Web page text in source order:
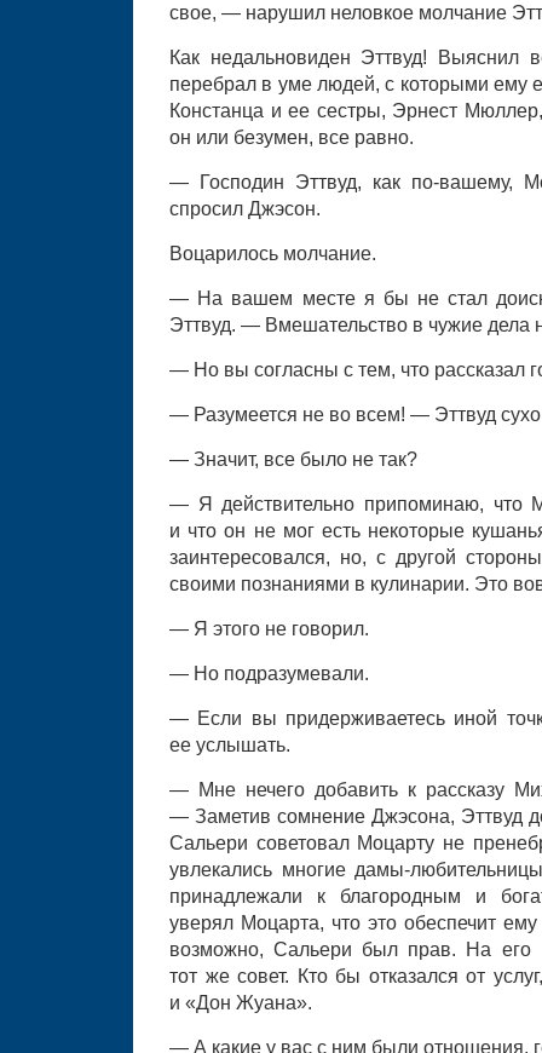
свое, — нарушил неловкое молчание
Как недальновиден Эттвуд! Выяснил
перебрал в уме людей, с которыми ему
Констанца и ее сестры, Эрнест
он или безумен, все равно.
— Господин Эттвуд, как по-вашему,
спросил Джэсон.
Воцарилось молчание.
— На вашем месте я бы не стал
Эттвуд. — Вмешательство в чужие дела
— Но вы согласны с тем, что рассказал
— Разумеется не во всем! — Эттвуд
— Значит, все было не так?
— Я действительно припоминаю, что
и что он не мог есть некоторые
заинтересовался, но, с другой
своими познаниями в кулинарии. Это
— Я этого не говорил.
— Но подразумевали.
— Если вы придерживаетесь иной
ее услышать.
— Мне нечего добавить к рассказу
— Заметив сомнение Джэсона, Эттвуд
Сальери советовал Моцарту не
увлекались многие дамы-
принадлежали к благородным и
уверял Моцарта, что это обеспечит
возможно, Сальери был прав. На его
тот же совет. Кто бы отказался от
и «Дон Жуана».
— А какие у вас с ним были отношения,